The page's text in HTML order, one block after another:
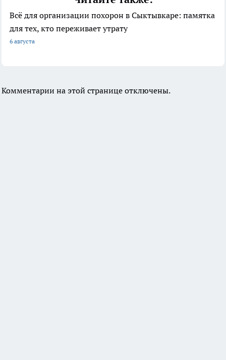
Всё для организации похорон в Сыктывкаре: памятка
для тех, кто переживает утрату
6 августа
Комментарии на этой странице отключены.